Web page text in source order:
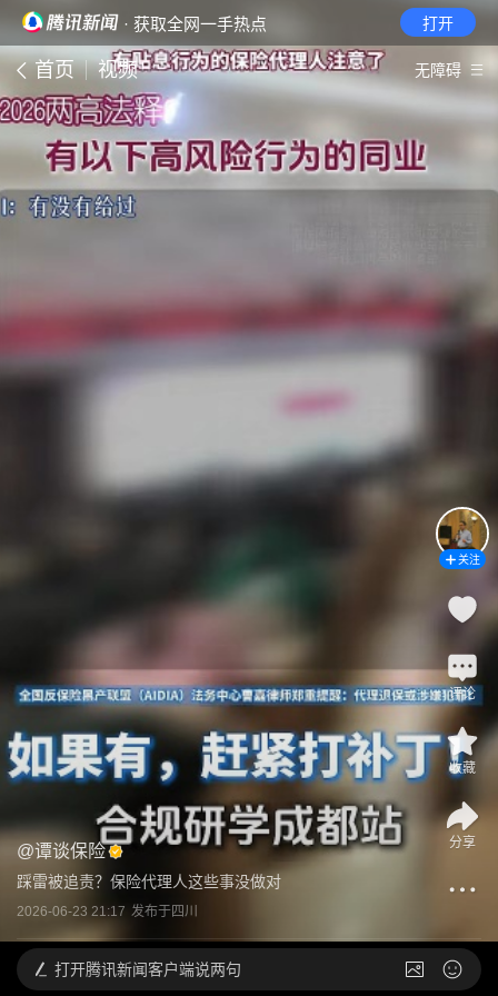
· 获取全网一手热点 打开
首页 视频 无障碍
@谭谈保险
踩雷被追责？保险代理人这些事没做对
2026-06-23 21:17 发布于四川
关注
评论
收藏
分享
打开腾讯新闻客户端说两句